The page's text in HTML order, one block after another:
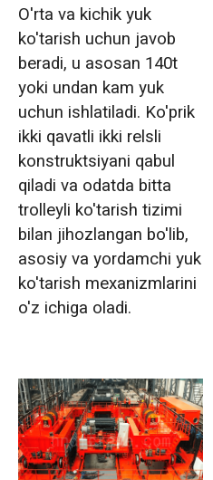
O'rta va kichik yuk
ko'tarish uchun javob
beradi, u asosan 140t
yoki undan kam yuk
uchun ishlatiladi. Ko'prik
ikki qavatli ikki relsli
konstruktsiyani qabul
qiladi va odatda bitta
trolleyli ko'tarish tizimi
bilan jihozlangan bo'lib,
asosiy va yordamchi yuk
ko'tarish mexanizmlarini
o'z ichiga oladi.